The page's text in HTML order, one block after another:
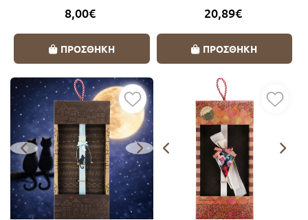
8,00€
ΠΡΟΣΘΗΚΗ
20,89€
ΠΡΟΣΘΗΚΗ